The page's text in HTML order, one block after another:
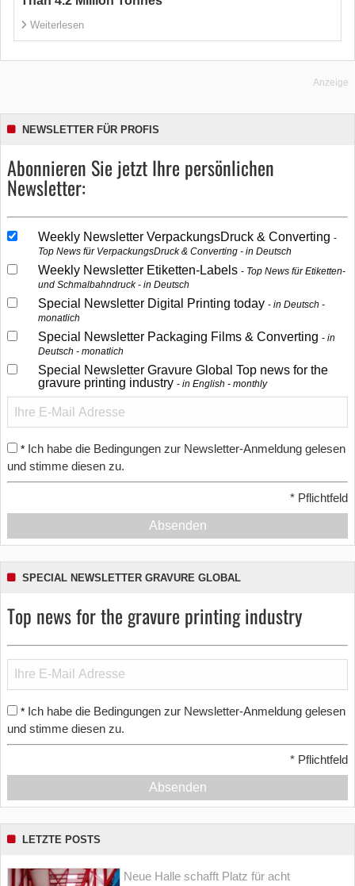
Weiterlesen
Anzeige
NEWSLETTER FÜR PROFIS
Abonnieren Sie jetzt Ihre persönlichen
Newsletter:
Weekly Newsletter VerpackungsDruck & Converting
Top News für VerpackungsDruck & Converting - in Deutsch
Weekly Newsletter Etiketten-Labels
Top News für Etiketten-
und Schmalbahndruck - in Deutsch
Special Newsletter Digital Printing today
in Deutsch -
monatlich
Special Newsletter Packaging Films & Converting
in
Deutsch - monatlich
Special Newsletter Gravure Global Top news for the
gravure printing industry
in English - monthly
* Ich habe die Bedingungen zur Newsletter-Anmeldung gelesen
und stimme diesen zu.
* Pflichtfeld
Absenden
SPECIAL NEWSLETTER GRAVURE GLOBAL
Top news for the gravure printing industry
* Ich habe die Bedingungen zur Newsletter-Anmeldung gelesen
und stimme diesen zu.
* Pflichtfeld
Absenden
LETZTE POSTS
Neue Halle schafft Platz für acht